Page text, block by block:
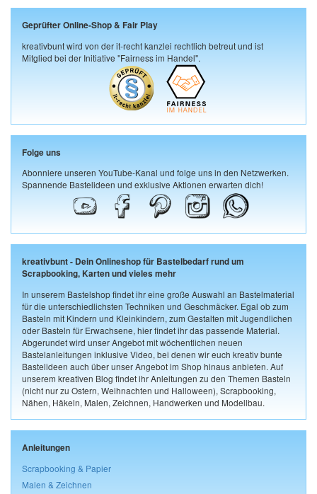
Geprüfter Online-Shop & Fair Play
kreativbunt wird von der it-recht kanzlei rechtlich betreut und ist
Mitglied bei der Initiative "Fairness im Handel".
Folge uns
Abonniere unseren YouTube-Kanal und folge uns in den Netzwerken.
Spannende Bastelideen und exklusive Aktionen erwarten dich!
kreativbunt - Dein Onlineshop für Bastelbedarf rund um
Scrapbooking, Karten und vieles mehr
In unserem Bastelshop findet ihr eine große Auswahl an Bastelmaterial
für die unterschiedlichsten Techniken und Geschmäcker. Egal ob zum
Basteln mit Kindern und Kleinkindern, zum Gestalten mit Jugendlichen
oder Basteln für Erwachsene, hier findet ihr das passende Material.
Abgerundet wird unser Angebot mit wöchentlichen neuen
Bastelanleitungen inklusive Video, bei denen wir euch kreativ bunte
Bastelideen auch über unser Angebot im Shop hinaus anbieten. Auf
unserem kreativen Blog findet ihr Anleitungen zu den Themen Basteln
(nicht nur zu Ostern, Weihnachten und Halloween), Scrapbooking,
Nähen, Häkeln, Malen, Zeichnen, Handwerken und Modellbau.
Anleitungen
Scrapbooking & Papier
Malen & Zeichnen